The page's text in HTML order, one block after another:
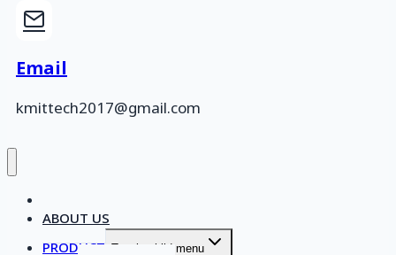
Email
kmittech2017@gmail.com
ABOUT US
PRODUCT Toggle child menu